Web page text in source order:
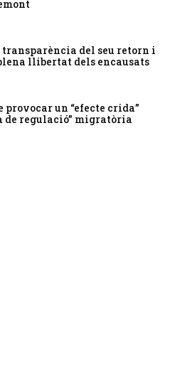
del seu retorn i
llibertat dels encausats
provocar un “efecte crida”
de regulació” migratòria